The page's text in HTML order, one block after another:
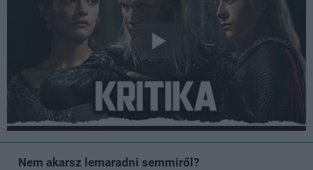
Nem akarsz lemaradni semmiről?